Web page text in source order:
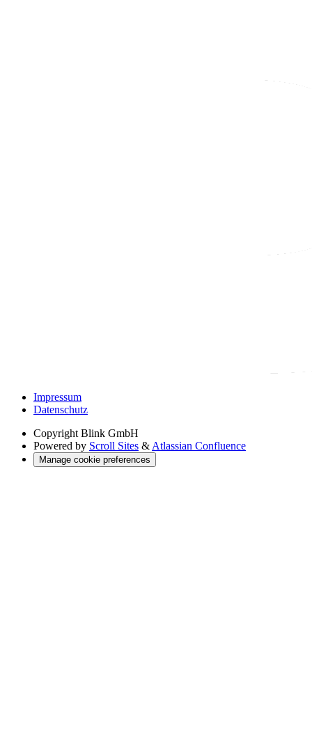
Impressum
Datenschutz
Copyright Blink GmbH
Powered by Scroll Sites &Atlassian Confluence
Manage cookie preferences